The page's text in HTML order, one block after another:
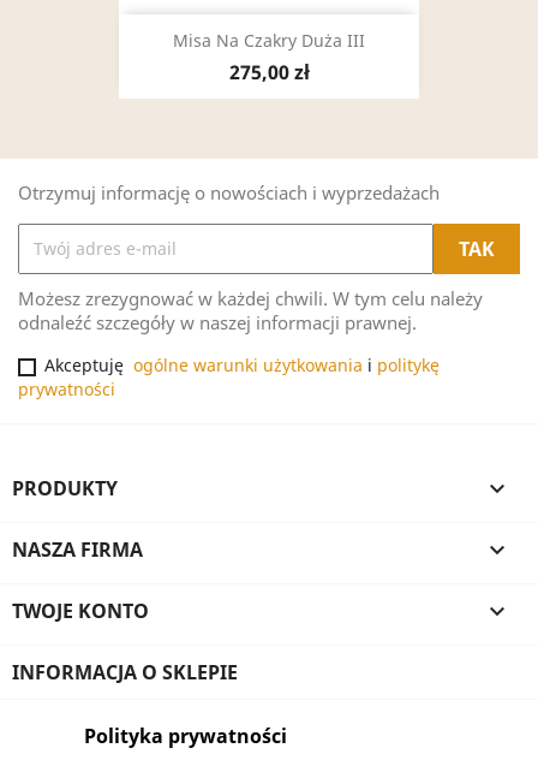
Misa Na Czakry Duża III
275,00 zł
Otrzymuj informację o nowościach i wyprzedażach
Możesz zrezygnować w każdej chwili. W tym celu należy
odnaleźć szczegóły w naszej informacji prawnej.
Akceptuję ogólne warunki użytkowania i politykę
prywatności
PRODUKTY 
NASZA FIRMA 
TWOJE KONTO 
INFORMACJA O SKLEPIE
Polityka prywatności